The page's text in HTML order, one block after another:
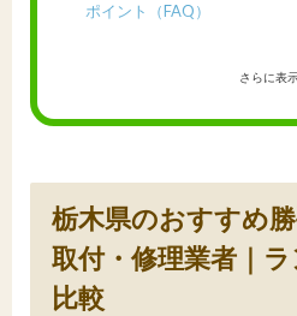
ポイント（FAQ）
さらに表
栃木県のおすすめ
取付・修理業者｜
比較